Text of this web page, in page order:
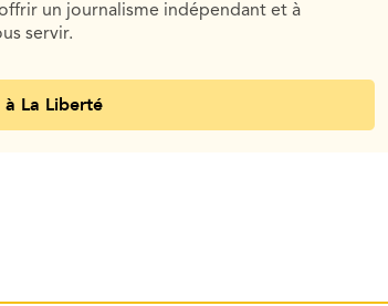
un journalisme indépendant et à
servir.
La Liberté